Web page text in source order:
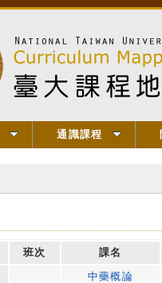
通識課程
班次
課名
中藥概論